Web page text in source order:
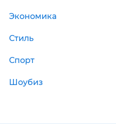
Экономика
Стиль
Спорт
Шоубиз